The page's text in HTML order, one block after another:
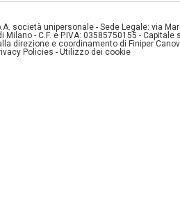
società unipersonale - Sede Legale: via
Milano - C.F. e P.IVA: 03585750155 -
direzione e coordinamento di Finiper
Policies -Utilizzo dei cookie